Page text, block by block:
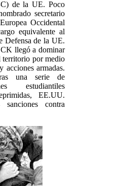
de la UE. Poco
secretario
Occidental
equivalente al
Defensa de la UE.
llegó a dominar
territorio por medio
acciones armadas.
una serie de
estudiantiles
EE.UU.
sanciones contra